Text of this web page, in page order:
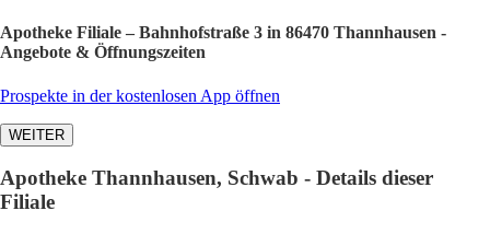
Apotheke Filiale – Bahnhofstraße 3 in 86470 Thannhausen -
Angebote & Öffnungszeiten
Prospekte in der kostenlosen App öffnen
WEITER
Apotheke Thannhausen, Schwab - Details dieser
Filiale